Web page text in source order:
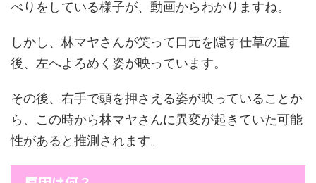
べりをしている様子が、動画からわかりますね。
しかし、林マヤさんが笑って口元を隠す仕草の直
後、左へよろめく姿が映っています。
その後、右手で頭を押さえる姿が映っていることか
ら、この時から林マヤさんに異変が起きていた可能
性があると推測されます。